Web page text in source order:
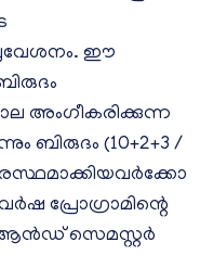
ഈ
അംഗീകരിക്കുന്ന
ബിരുദം (10+2+3 /
പ്രോഗ്രാമിന്റെ
സെമസ്റ്റർ